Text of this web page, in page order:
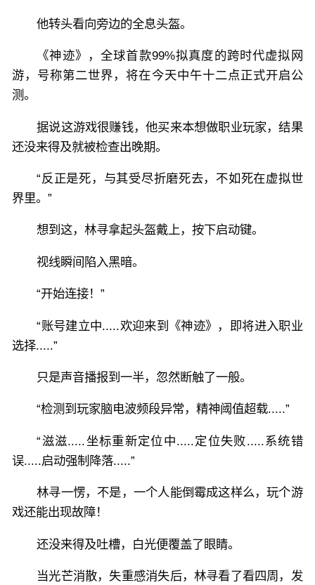
NPC修女：“主，我好难受，请救赎我，亵渎我……”
渐渐的，随着店铺提升，商店的东西也愈发离谱起来。
直到游戏降临现实，早已靠着打造出去的装备，反哺经
不是，怎么就无敌了.....
他转头看向旁边的全息头盔。
《神迹》，全球首款99%拟真度的跨时代虚拟网
游，号称第二世界，将在今天中午十二点正式开启公
测。
据说这游戏很赚钱，他买来本想做职业玩家，结果
还没来得及就被检查出晚期。
“反正是死，与其受尽折磨死去，不如死在虚拟世
界里。”
想到这，林寻拿起头盔戴上，按下启动键。
视线瞬间陷入黑暗。
“开始连接！”
“账号建立中.....欢迎来到《神迹》，即将进入职业
选择.....”
只是声音播报到一半，忽然断触了一般。
“检测到玩家脑电波频段异常，精神阈值超载.....”
“滋滋.....坐标重新定位中.....定位失败.....系统错
误.....启动强制降落.....”
林寻一愣，不是，一个人能倒霉成这样么，玩个游
戏还能出现故障！
还没来得及吐槽，白光便覆盖了眼睛。
当光芒消散，失重感消失后，林寻看了看四周，发